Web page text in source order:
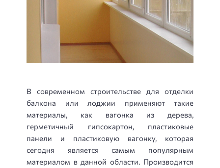
В современном строительстве для отделки
балкона или лоджии применяют такие
материалы, как вагонка из дерева,
герметичный гипсокартон, пластиковые
панели и пластиковую вагонку, которая
сегодня является самым популярным
материалом в данной области. Производится